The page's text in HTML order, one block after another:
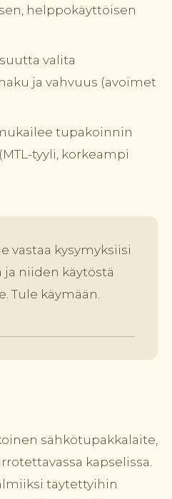
helppokäyttöisen
valita
ja vahvuus (avoimet
tupakoinnin
tyyli, korkeampi
vastaa kysymyksiisi
niiden käytöstä
Tule käymään.
sähkötupakkalaite,
kapselissa.
täytettyihin